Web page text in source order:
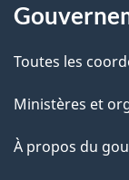
i
l
s
d
propos
de
ce
site
Toutes les
Ministères et
À propos du